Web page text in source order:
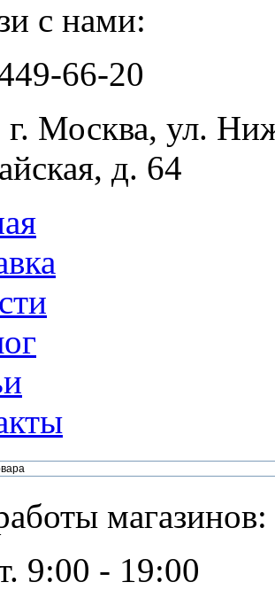
с нами:
66-20
г. Москва, ул.
д. 64
магазинов:
9:00 - 19:00